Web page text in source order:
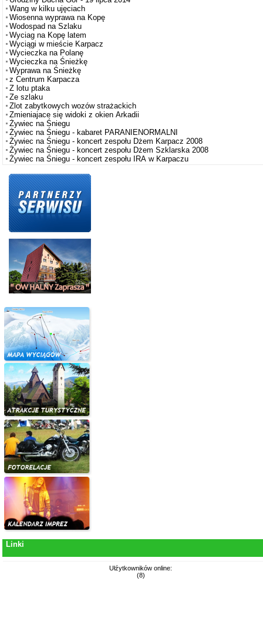
Wang w kilku ujęciach
Wiosenna wyprawa na Kopę
Wodospad na Szlaku
Wyciag na Kopę latem
Wyciągi w mieście Karpacz
Wycieczka na Polanę
Wycieczka na Śnieżkę
Wyprawa na Śnieżkę
z Centrum Karpacza
Z lotu ptaka
Ze szlaku
Zlot zabytkowych wozów strażackich
Zmieniajace się widoki z okien Arkadii
Żywiec na Śniegu
Żywiec na Śniegu - kabaret PARANIENORMALNI
Żywiec na Śniegu - koncert zespołu Dżem Karpacz 2008
Żywiec na Śniegu - koncert zespołu Dżem Szklarska 2008
Żywiec na Śniegu - koncert zespołu IRA w Karpaczu
Linki
Ułźytkowników online:
(8)